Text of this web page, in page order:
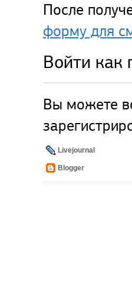
После
форму для
Войти как
Вы можете
Livejournal
Blogger